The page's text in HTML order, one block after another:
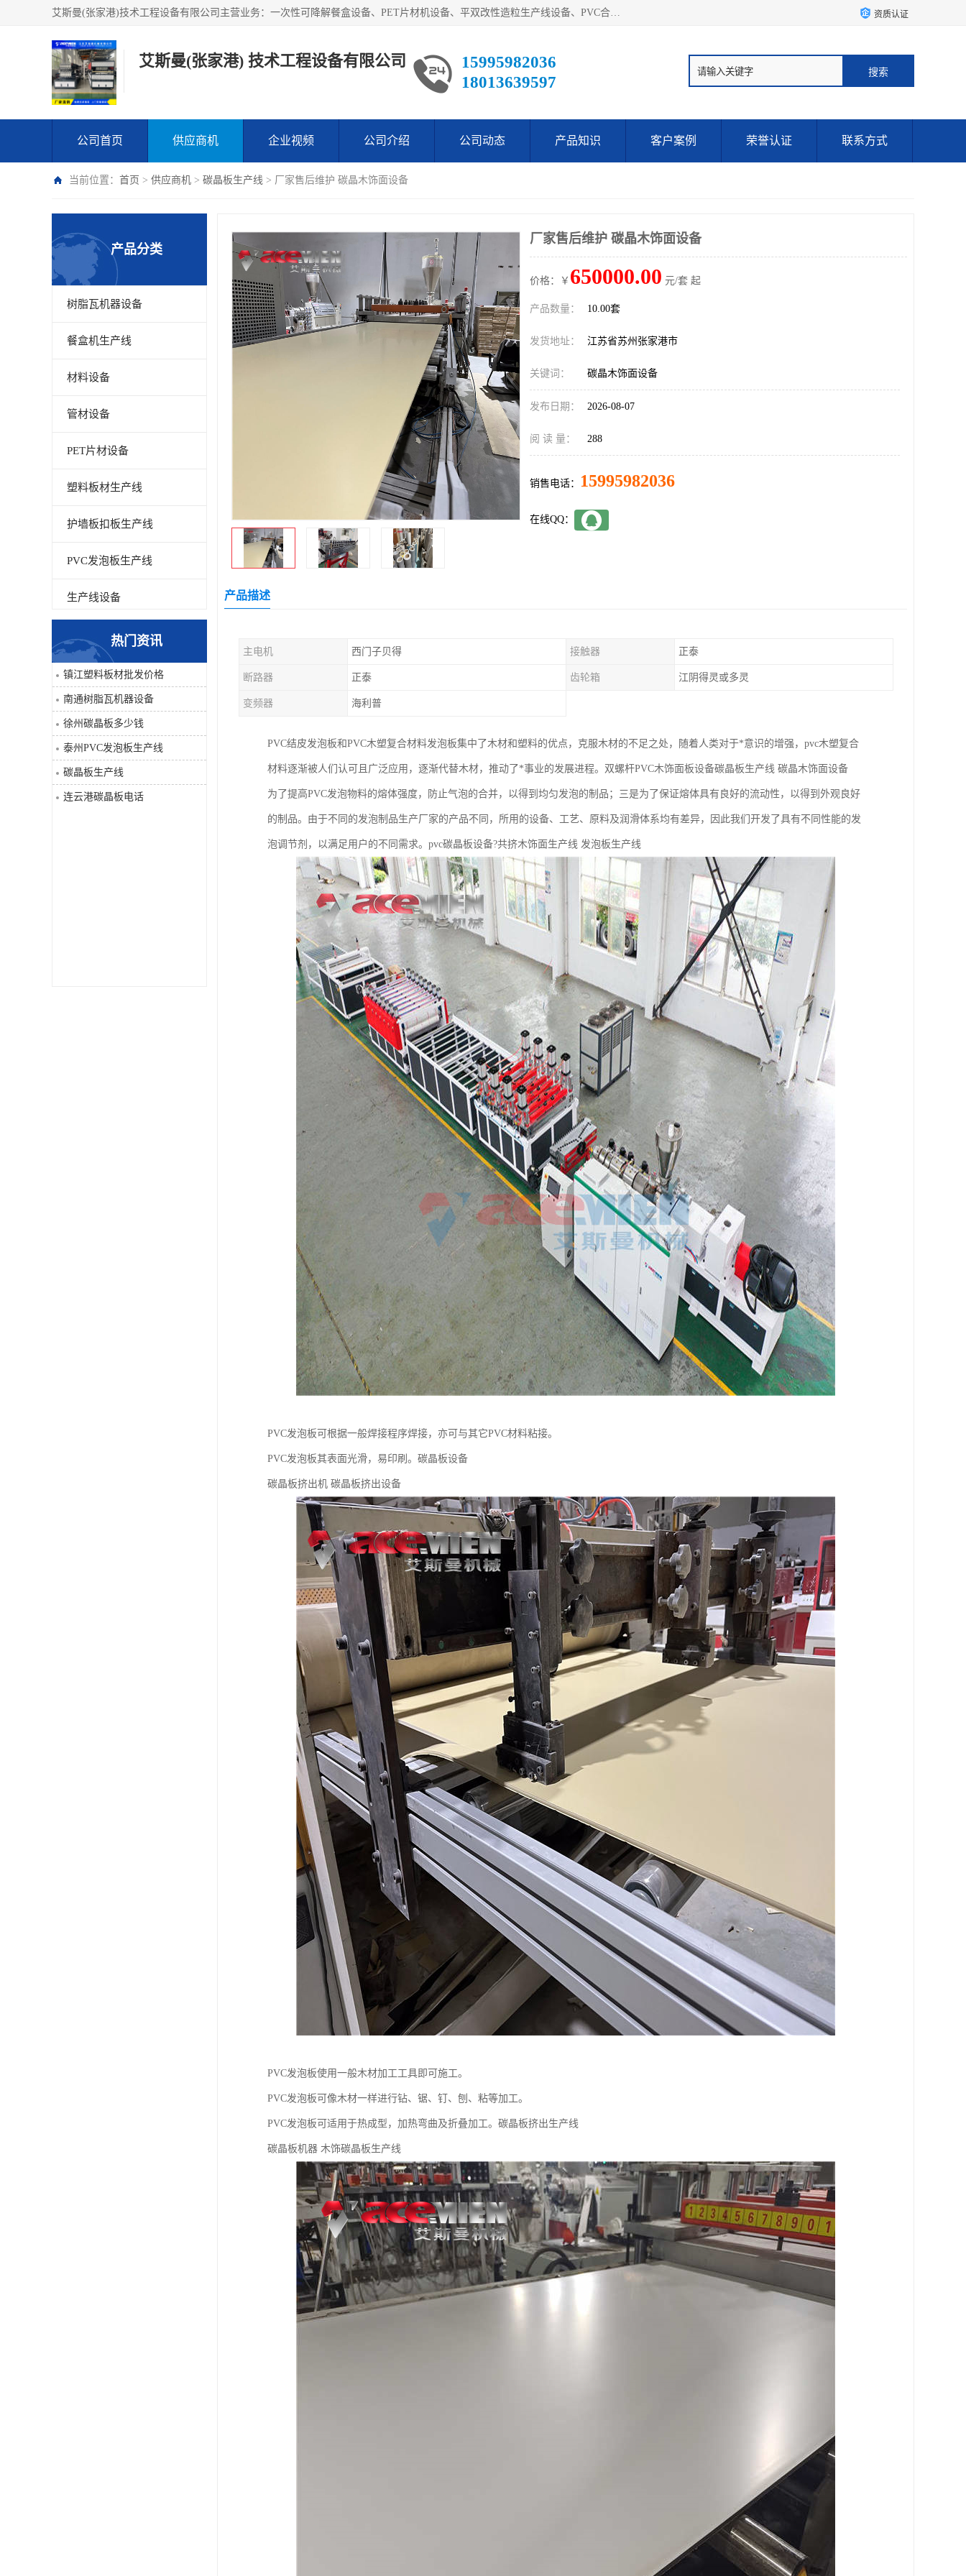
艾斯曼(张家港)技术工程设备有限公司主营业务：一次性可降解餐盒设备、PET片材机设备、平双改性造粒生产线设备、PVC合成树脂瓦设备、PP中空建筑模板设备、PVC管材设备等。成立至今，在国内我们的产品已经销售到全国所有省份，拥有多家客户，在国外产品出口到五十多个国家和地区。 资质认证
艾斯曼(张家港) 技术工程设备有限公司
15995982036
18013639597
公司首页 供应商机 企业视频 公司介绍 公司动态 产品知识 客户案例 荣誉认证 联系方式
当前位置： 首页 > 供应商机 > 碳晶板生产线 > 厂家售后维护 碳晶木饰面设备
产品分类
树脂瓦机器设备
餐盒机生产线
材料设备
管材设备
PET片材设备
塑料板材生产线
护墙板扣板生产线
PVC发泡板生产线
生产线设备
碳晶板生产线
PVC仿大理石板生产线
热门资讯
镇江塑料板材批发价格
南通树脂瓦机器设备
徐州碳晶板多少钱
泰州PVC发泡板生产线
碳晶板生产线
连云港碳晶板电话
厂家售后维护 碳晶木饰面设备
价格：￥ 650000.00 元/套 起
产品数量： 10.00套
发货地址： 江苏省苏州张家港市
关键词： 碳晶木饰面设备
发布日期： 2026-08-07
阅 读 量： 288
销售电话： 15995982036
在线QQ：
产品描述
主电机 西门子贝得 接触器 正泰
断路器 正泰 齿轮箱 江阴得灵或多灵
变频器 海利普
PVC结皮发泡板和PVC木塑复合材料发泡板集中了木材和塑料的优点，克服木材的不足之处，随着人类对于*意识的增强，pvc木塑复合
材料逐渐被人们认可且广泛应用，逐渐代替木材，推动了*事业的发展进程。双螺杆PVC木饰面板设备碳晶板生产线 碳晶木饰面设备
为了提高PVC发泡物料的熔体强度，防止气泡的合并，以得到均匀发泡的制品；三是为了保证熔体具有良好的流动性，以得到外观良好
的制品。由于不同的发泡制品生产厂家的产品不同，所用的设备、工艺、原料及润滑体系均有差异，因此我们开发了具有不同性能的发
泡调节剂，以满足用户的不同需求。pvc碳晶板设备?共挤木饰面生产线 发泡板生产线
PVC发泡板可根据一般焊接程序焊接，亦可与其它PVC材料粘接。
PVC发泡板其表面光滑，易印刷。碳晶板设备
碳晶板挤出机 碳晶板挤出设备
PVC发泡板使用一般木材加工工具即可施工。
PVC发泡板可像木材一样进行钻、锯、钉、刨、粘等加工。
PVC发泡板可适用于热成型，加热弯曲及折叠加工。碳晶板挤出生产线
碳晶板机器 木饰碳晶板生产线